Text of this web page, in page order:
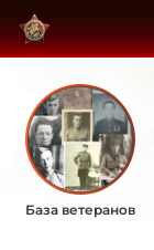
База ветеранов